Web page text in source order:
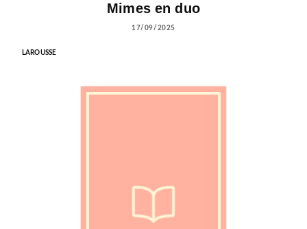
Mimes en duo
17/09/2025
LAROUSSE